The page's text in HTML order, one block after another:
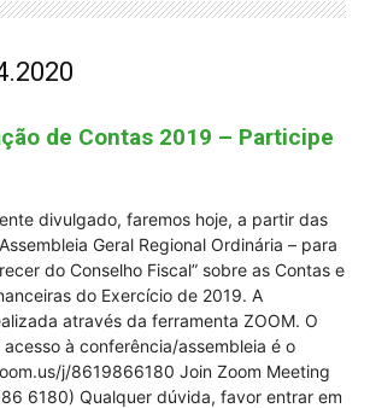
de Contas 2019 – Participe
divulgado, faremos hoje, a partir das
Geral Regional Ordinária – para
do Conselho Fiscal” sobre as Contas e
do Exercício de 2019. A
através da ferramenta ZOOM. O
à conferência/assembleia é o
j/8619866180 Join Zoom Meeting
6180) Qualquer dúvida, favor entrar em